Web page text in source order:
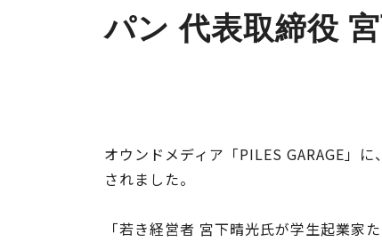
パン 代表取締役
オウンドメディア「PILES GARAGE」
されました。
「若き経営者 宮下晴光氏が学生起業家